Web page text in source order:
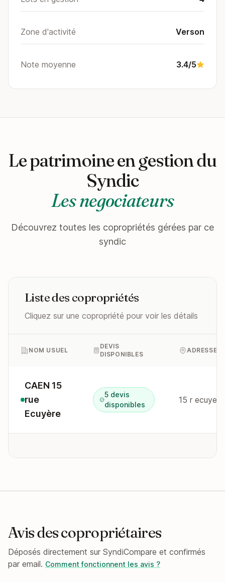
Zone d'activité Verson
Note moyenne 3.4/5
Le patrimoine en gestion du
Syndic
Les negociateurs
Découvrez toutes les copropriétés gérées par ce
syndic
Liste des copropriétés
Cliquez sur une copropriété pour voir les détails
NOM USUEL
DEVIS
DISPONIBLES
ADRESSE
CAEN 15
rue
Ecuyère
5 devis
disponibles
15 r
Avis des copropriétaires
Déposés directement sur SyndiCompare et confirmés
par email. Comment fonctionnent les avis ?